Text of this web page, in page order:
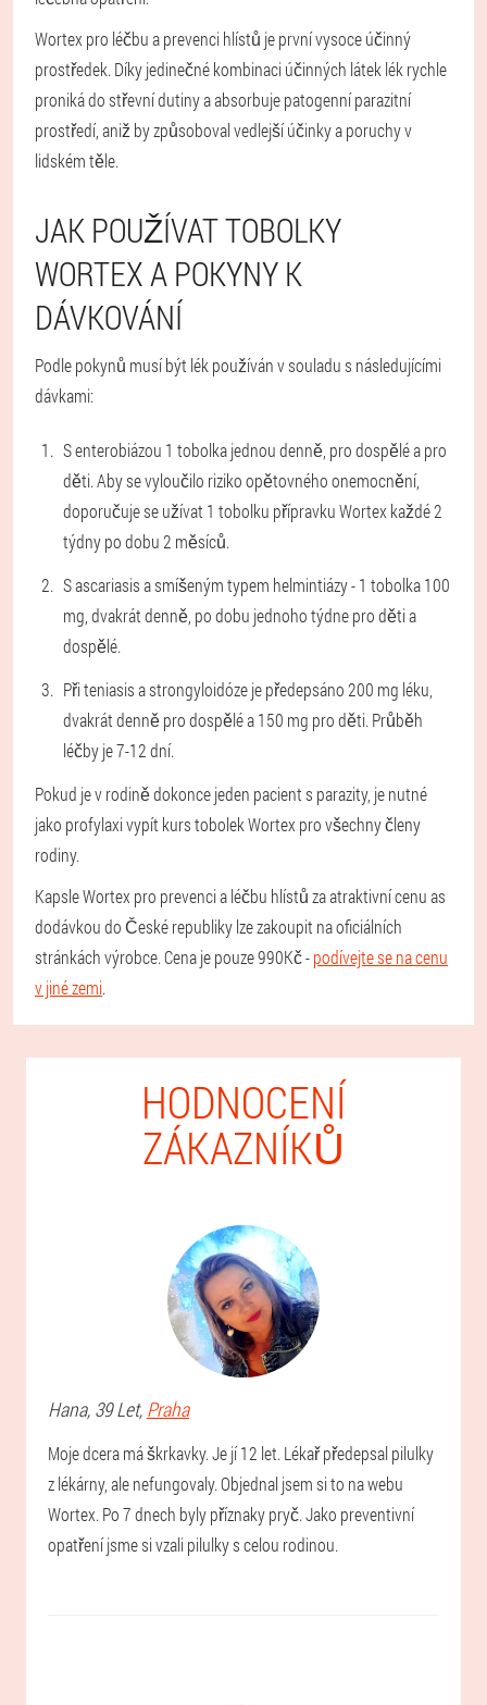
Wortex pro léčbu a prevenci hlístů je první vysoce účinný
prostředek. Díky jedinečné kombinaci účinných látek lék rychle
proniká do střevní dutiny a absorbuje patogenní parazitní
prostředí, aniž by způsoboval vedlejší účinky a poruchy v
lidském těle.
JAK POUŽÍVAT TOBOLKY
WORTEX A POKYNY K
DÁVKOVÁNÍ
Podle pokynů musí být lék používán v souladu s následujícími
dávkami:
S enterobiázou 1 tobolka jednou denně, pro dospělé a pro
děti. Aby se vyloučilo riziko opětovného onemocnění,
doporučuje se užívat 1 tobolku přípravku Wortex každé 2
týdny po dobu 2 měsíců.
S ascariasis a smíšeným typem helmintiázy - 1 tobolka 100
mg, dvakrát denně, po dobu jednoho týdne pro děti a
dospělé.
Při teniasis a strongyloidóze je předepsáno 200 mg léku,
dvakrát denně pro dospělé a 150 mg pro děti. Průběh
léčby je 7-12 dní.
Pokud je v rodině dokonce jeden pacient s parazity, je nutné
jako profylaxi vypít kurs tobolek Wortex pro všechny členy
rodiny.
Kapsle Wortex pro prevenci a léčbu hlístů za atraktivní cenu as
dodávkou do České republiky lze zakoupit na oficiálních
stránkách výrobce. Cena je pouze 990Kč -podívejte se na cenu
v jiné zemi.
HODNOCENÍ
ZÁKAZNÍKŮ
Hana, 39 Let, Praha
Moje dcera má škrkavky. Je jí 12 let. Lékař předepsal pilulky
z lékárny, ale nefungovaly. Objednal jsem si to na webu
Wortex. Po 7 dnech byly příznaky pryč. Jako preventivní
opatření jsme si vzali pilulky s celou rodinou.